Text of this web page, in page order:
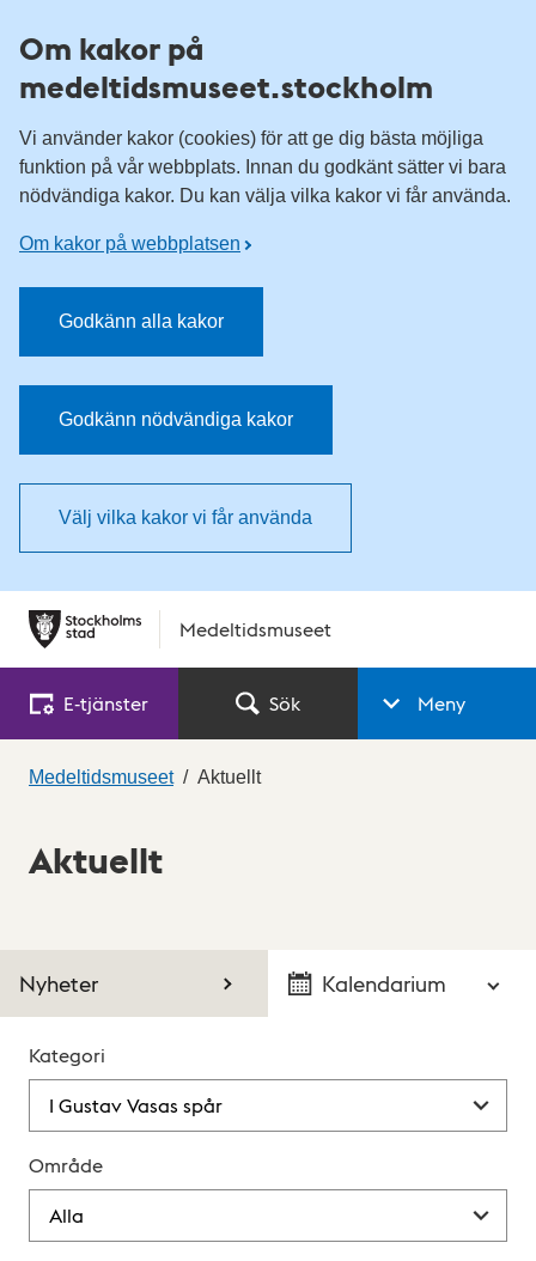
Om kakor på
medeltidsmuseet.stockholm
Vi använder kakor (cookies) för att ge dig bästa möjliga
funktion på vår webbplats. Innan du godkänt sätter vi bara
nödvändiga kakor. Du kan välja vilka kakor vi får använda.
Om kakor på webbplatsen
Godkänn alla kakor
Godkänn nödvändiga kakor
Välj vilka kakor vi får använda
Medeltidsmuseet
E‑tjänster Sök Meny
Medeltidsmuseet Aktuellt
Aktuellt
Nyheter Kalendarium
Kategori
Område